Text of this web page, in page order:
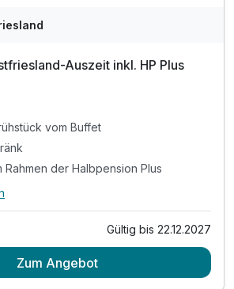
Auszeit inkl. HP Plus
vom Buffet
Rahmen der Halbpension Plus
vom Buffet
Gültig bis 22.12.2027
Zum Angebot